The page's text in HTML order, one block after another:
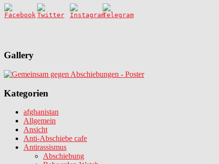
Gallery
Kategorien
afghanistan
Allgemein
Ansicht
Anti-Abschiebe cafe
Antirassismus
Abschiebung